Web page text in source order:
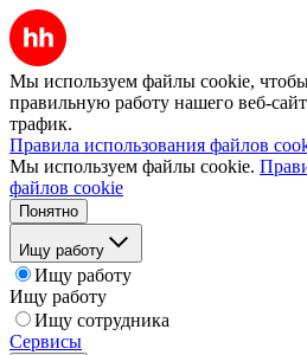
Мы используем файлы cookie, чтобы
правильную работу нашего веб-
трафик.
Правила использования файлов
Мы используем файлы cookie.
файлов cookie
Понятно
Ищу работу
Ищу работу
Ищу работу
Ищу сотрудника
Сервисы